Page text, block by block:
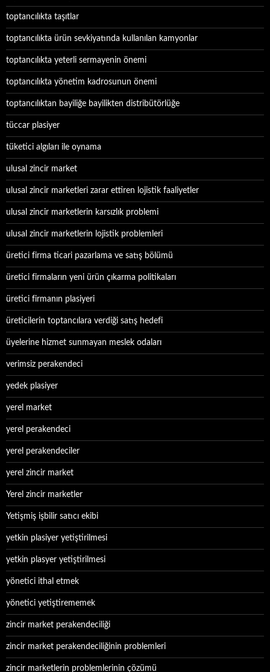
toptancılıkta taşıtlar
toptancılıkta ürün sevkiyatında kullanılan kamyonlar
toptancılıkta yeterli sermayenin önemi
toptancılıkta yönetim kadrosunun önemi
toptancılıktan bayiliğe bayilikten distribütörlüğe
tüccar plasiyer
tüketici algıları ile oynama
ulusal zincir market
ulusal zincir marketleri zarar ettiren lojistik faaliyetler
ulusal zincir marketlerin karsızlık problemi
ulusal zincir marketlerin lojistik problemleri
üretici firma ticari pazarlama ve satış bölümü
üretici firmaların yeni ürün çıkarma politikaları
üretici firmanın plasiyeri
üreticilerin toptancılara verdiği satış hedefi
üyelerine hizmet sunmayan meslek odaları
verimsiz perakendeci
yedek plasiyer
yerel market
yerel perakendeci
yerel perakendeciler
yerel zincir market
Yerel zincir marketler
Yetişmiş işbilir satıcı ekibi
yetkin plasiyer yetiştirilmesi
yetkin plasyer yetiştirilmesi
yönetici ithal etmek
yönetici yetiştirememek
zincir market perakendeciliği
zincir market perakendeciliğinin problemleri
zincir marketlerin problemlerinin çözümü